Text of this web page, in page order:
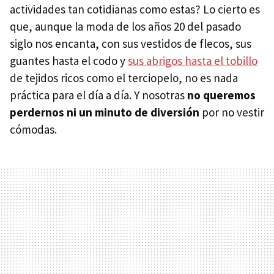
actividades tan cotidianas como estas? Lo cierto es
que, aunque la moda de los años 20 del pasado
siglo nos encanta, con sus vestidos de flecos, sus
guantes hasta el codo ysus abrigos hasta el tobillo
de tejidos ricos como el terciopelo, no es nada
práctica para el día a día. Y nosotras no queremos
perdernos ni un minuto de diversión por no vestir
cómodas.